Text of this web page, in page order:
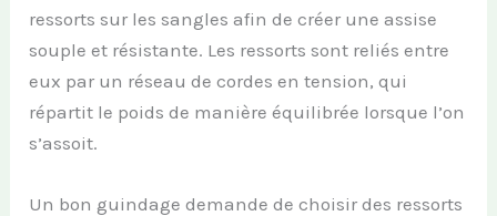
ressorts sur les sangles afin de créer une assise
souple et résistante. Les ressorts sont reliés entre
eux par un réseau de cordes en tension, qui
répartit le poids de manière équilibrée lorsque l’on
s’assoit.
Un bon guindage demande de choisir des ressorts